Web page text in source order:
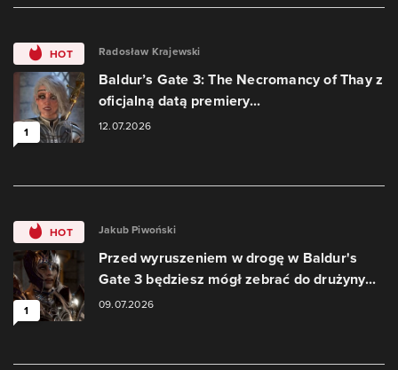
HOT
1
Radosław Krajewski
Baldur’s Gate 3: The Necromancy of Thay z
oficjalną datą premiery...
12.07.2026
HOT
1
Jakub Piwoński
Przed wyruszeniem w drogę w Baldur's
Gate 3 będziesz mógł zebrać do drużyny...
09.07.2026